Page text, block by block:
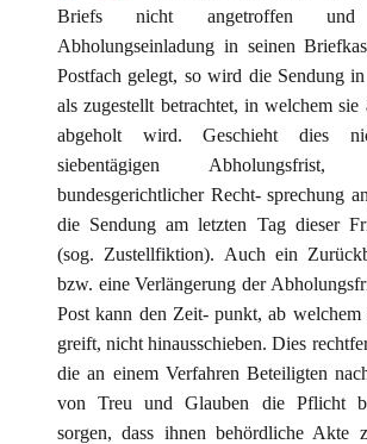
Briefs nicht angetroffen
Abholungseinladung in seinen
Postfach gelegt, so wird die Sendung
als zugestellt betrachtet, in welchem sie
abgeholt wird. Geschieht dies
siebentägigen
bundesgerichtlicher Recht- sprechung
die Sendung am letzten Tag dieser
(sog. Zustellfiktion). Auch ein
bzw. eine Verlängerung der
Post kann den Zeit- punkt, ab
greift, nicht hinausschieben. Dies
die an einem Verfahren Beteiligten
von Treu und Glauben die Pflicht
sorgen, dass ihnen behördliche Akte